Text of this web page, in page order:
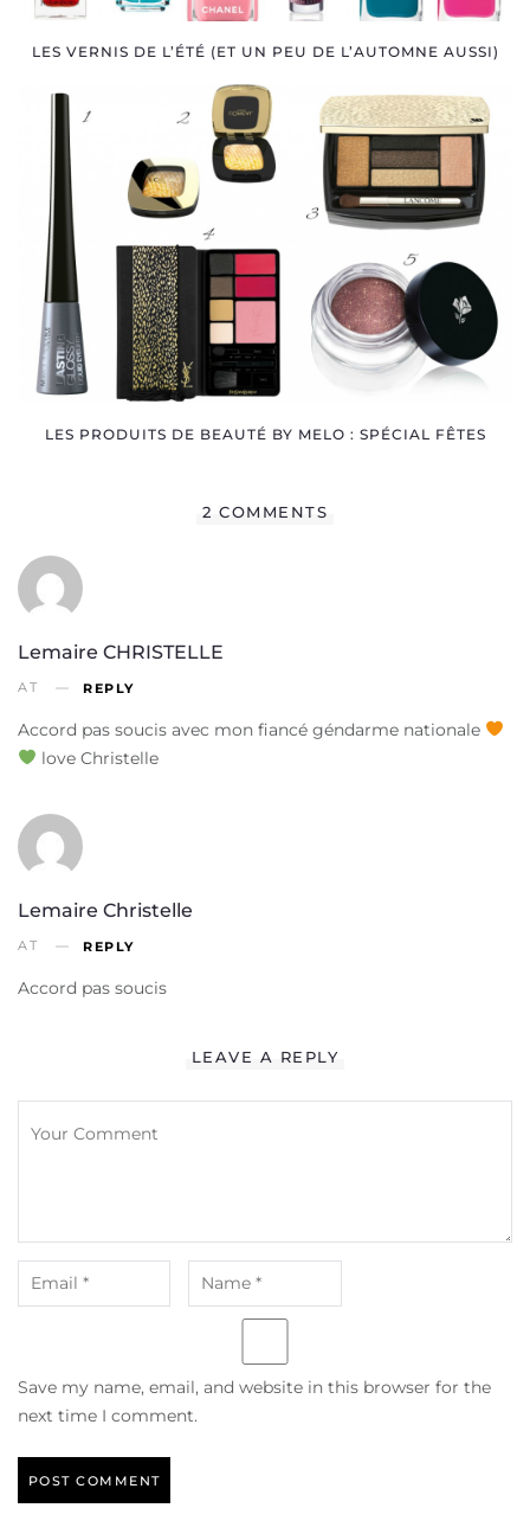
LES VERNIS DE L’ÉTÉ (ET UN PEU DE L’AUTOMNE AUSSI)
LES PRODUITS DE BEAUTÉ BY MELO : SPÉCIAL FÊTES
2 COMMENTS
Lemaire CHRISTELLE
AT REPLY
Accord pas soucis avec mon fiancé géndarme nationale
love Christelle
Lemaire Christelle
AT REPLY
Accord pas soucis
LEAVE A REPLY
Save my name, email, and website in this browser for the
next time I comment.